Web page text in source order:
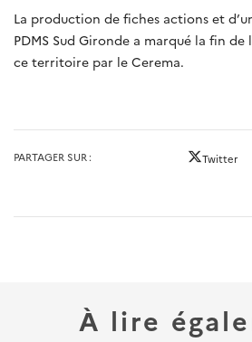
La production de fiches actions et
PDMS Sud Gironde a marqué la fin de
ce territoire par le Cerema.
PARTAGER SUR Twitter
À lire